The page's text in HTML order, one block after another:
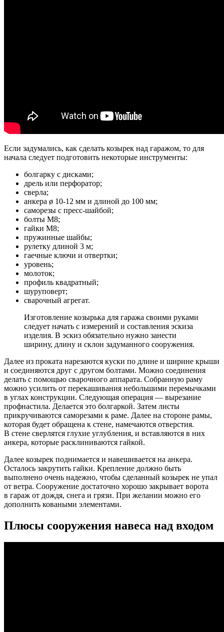
Если задумались, как сделать козырек над гаражом, то для
начала следует подготовить некоторые инструменты:
болгарку с дисками;
дрель или перфоратор;
сверла;
анкера ø 10-12 мм и длиной до 100 мм;
саморезы с пресс-шайбой;
болты М8;
гайки М8;
пружинные шайбы;
рулетку длиной 3 м;
гаечные ключи и отвертки;
уровень;
молоток;
профиль квадратный;
шуруповерт;
сварочный агрегат.
Изготовление козырька для гаража своими руками
следует начать с измерений и составления эскиза
изделия. В эскиз обязательно нужно занести
ширину, длину и склон задуманного сооружения.
Далее из проката нарезаются куски по длине и ширине крыши
и соединяются друг с другом болтами. Можно соединения
делать с помощью сварочного аппарата. Собранную раму
можно усилить от перекашивания небольшими перемычками
в углах конструкции. Следующая операция — вырезание
профнастила. Делается это болгаркой. Затем листы
прикручиваются саморезами к раме. Далее на стороне рамы,
которая будет обращена к стене, намечаются отверстия.
В стене сверлятся глухие углубления, и вставляются в них
анкера, которые расклиниваются гайкой.
Далее козырек поднимается и навешивается на анкера.
Осталось закрутить гайки. Крепление должно быть
выполнено очень надежно, чтобы сделанный козырек не упал
от ветра. Сооружение достаточно хорошо закрывает ворота
в гараж от дождя, снега и грязи. При желании можно его
дополнить коваными элементами.
Плюсы сооружения навеса над входом